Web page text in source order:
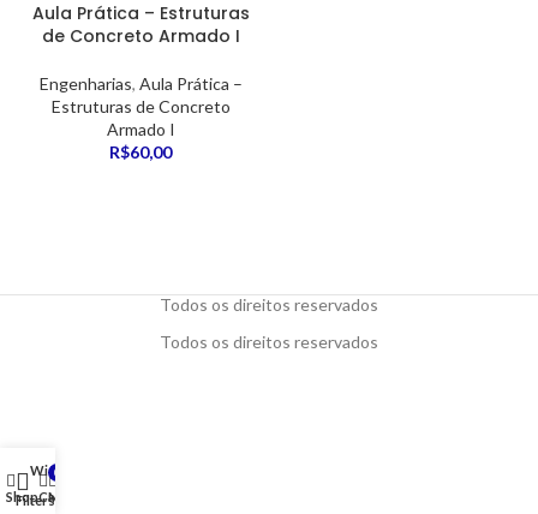
Aula Prática – Estruturas
de Concreto Armado I
Engenharias, Aula Prática –
Estruturas de Concreto
Armado I
R$60,00
Todos os direitos reservados
Todos os direitos reservados
Shop
Filters
Wishlist
0
CartMy account